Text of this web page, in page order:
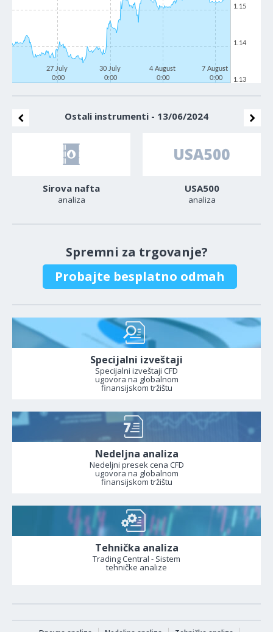
27 July
0:00
30 July
0:00
4 August
0:00
7 August
0:00
1.13
1.14
1.15
Ostali instrumenti - 13/06/2024
Sirova nafta
analiza
USA500
analiza
Spremni za trgovanje?
Probajte besplatno odmah
Specijalni izveštaji
Specijalni izveštaji CFD
ugovora na globalnom
finansijskom tržištu
Nedeljna analiza
Nedeljni presek cena CFD
ugovora na globalnom
finansijskom tržištu
Tehnička analiza
Trading Central - Sistem
tehničke analize